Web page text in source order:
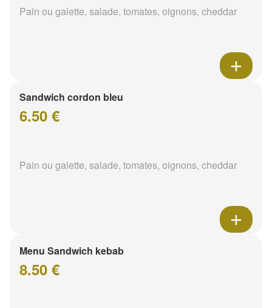
Pain ou galette, salade, tomates, oignons, cheddar
Sandwich cordon bleu
6.50 €
Pain ou galette, salade, tomates, oignons, cheddar
Menu Sandwich kebab
8.50 €